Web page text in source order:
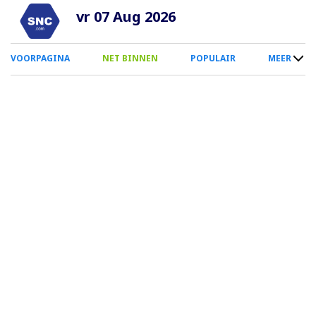
Overslaan
naar
inhoud
vr 07 Aug 2026
0
Smartphone
VOORPAGINA NET BINNEN POPULAIR MEER